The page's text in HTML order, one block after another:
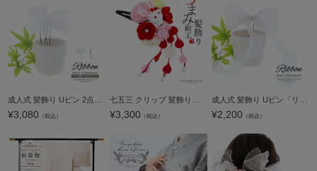
¥3,080 （税込） ¥3,300 （税込） ¥2,200 （税込）